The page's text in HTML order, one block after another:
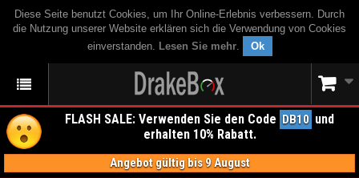
Diese Seite benutzt Cookies, um Ihr Online-Erlebnis verbessern. Durch
die Nutzung unserer Website erklären sich die Verwendung von Cookies
einverstanden. Lesen Sie mehr. Ok
FLASH SALE: Verwenden Sie den Code DB10 und
erhalten 10% Rabatt.
Angebot gültig bis 9 August